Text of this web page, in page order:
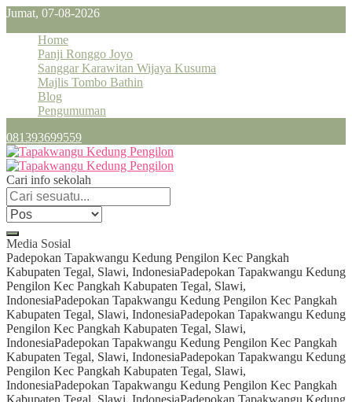
Jumat, 07-08-2026
Home
Panji Ronggo Joyo
Sanggar Karawitan Wijaya Kusuma
Majlis Tombo Bathin
Blog
Pengumuman
081393699559
Cari info sekolah
Media Sosial
Padepokan Tapakwangu Kedung Pengilon Kec Pangkah
Kabupaten Tegal, Slawi, IndonesiaPadepokan Tapakwangu Kedung
Pengilon Kec Pangkah Kabupaten Tegal, Slawi,
IndonesiaPadepokan Tapakwangu Kedung Pengilon Kec Pangkah
Kabupaten Tegal, Slawi, IndonesiaPadepokan Tapakwangu Kedung
Pengilon Kec Pangkah Kabupaten Tegal, Slawi,
IndonesiaPadepokan Tapakwangu Kedung Pengilon Kec Pangkah
Kabupaten Tegal, Slawi, IndonesiaPadepokan Tapakwangu Kedung
Pengilon Kec Pangkah Kabupaten Tegal, Slawi,
IndonesiaPadepokan Tapakwangu Kedung Pengilon Kec Pangkah
Kabupaten Tegal, Slawi, IndonesiaPadepokan Tapakwangu Kedung